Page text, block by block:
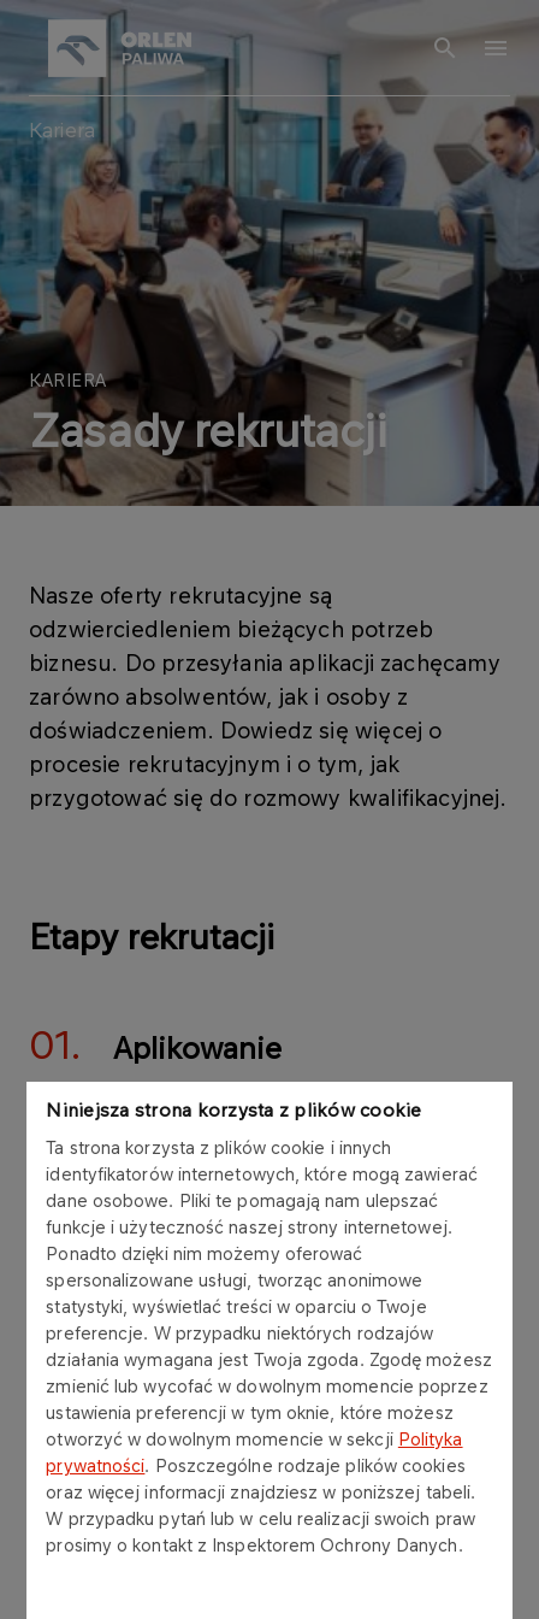
Niniejsza strona korzysta z plików cookie
Ta strona korzysta z plików cookie i innych
identyfikatorów internetowych, które mogą zawierać
dane osobowe. Pliki te pomagają nam ulepszać
funkcje i użyteczność naszej strony internetowej.
Ponadto dzięki nim możemy oferować
spersonalizowane usługi, tworząc anonimowe
statystyki, wyświetlać treści w oparciu o Twoje
preferencje. W przypadku niektórych rodzajów
działania wymagana jest Twoja zgoda. Zgodę możesz
zmienić lub wycofać w dowolnym momencie poprzez
ustawienia preferencji w tym oknie, które możesz
otworzyć w dowolnym momencie w sekcji Polityka
prywatności. Poszczególne rodzaje plików cookies
oraz więcej informacji znajdziesz w poniższej tabeli.
W przypadku pytań lub w celu realizacji swoich praw
prosimy o kontakt z Inspektorem Ochrony Danych.
Kariera
KARIERA
Zasady rekrutacji
Nasze oferty rekrutacyjne są
odzwierciedleniem bieżących potrzeb
biznesu. Do przesyłania aplikacji zachęcamy
zarówno absolwentów, jak i osoby z
doświadczeniem. Dowiedz się więcej o
procesie rekrutacyjnym i o tym, jak
przygotować się do rozmowy kwalifikacyjnej.
Etapy rekrutacji
01.Aplikowanie
02. Wstępna selekcja aplikacji
03. Kontakt telefoniczny
04. Spotkanie – na żywo lub
online
05. Informacja zwrotna
06. Witamy w ORLEN Paliwa!
Jak przygotować się do